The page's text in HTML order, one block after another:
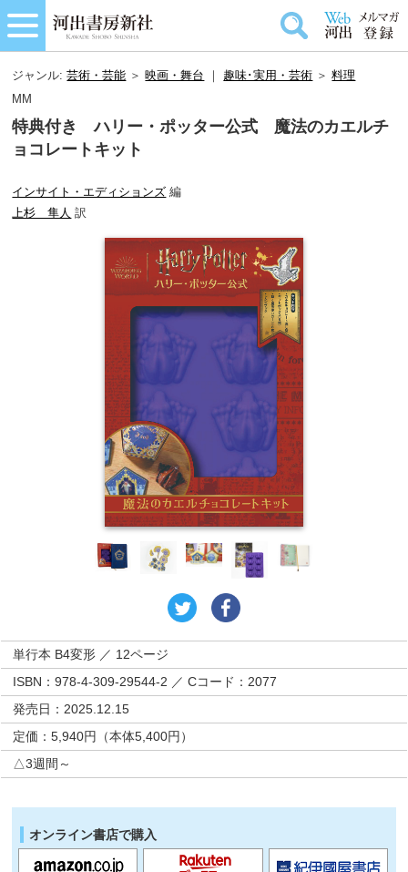
ジャンル:芸術・芸能 ＞映画・舞台 ｜ 趣味･実用・芸術 ＞料理
MM
特典付き ハリー・ポッター公式 魔法のカエルチ
ョコレートキット
インサイト・エディションズ 編
上杉 隼人 訳
単行本 B4変形 ／ 12ページ
ISBN：978-4-309-29544-2 ／ Cコード：2077
発売日：2025.12.15
定価：5,940円（本体5,400円）
△3週間～
オンライン書店で購入